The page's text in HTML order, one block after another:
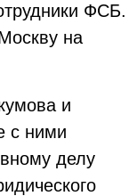
ФСБ.
на
и
с ними
делу